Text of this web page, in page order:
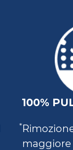
100%
*
maggiore